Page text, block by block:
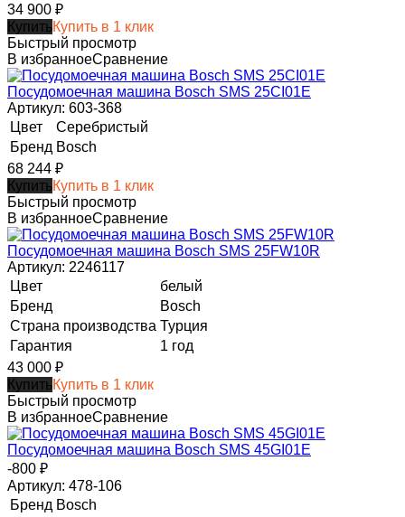
34 900 ₽
КупитьКупить в 1 клик
Быстрый просмотр
В избранноеСравнение
Посудомоечная машина Bosch SMS 25CI01E
Артикул: 603-368
Цвет
Серебристый
Бренд Bosch
68 244 ₽
КупитьКупить в 1 клик
Быстрый просмотр
В избранноеСравнение
Посудомоечная машина Bosch SMS 25FW10R
Артикул: 2246117
Цвет
белый
Бренд
Bosch
Страна производства Турция
Гарантия
1 год
43 000 ₽
КупитьКупить в 1 клик
Быстрый просмотр
В избранноеСравнение
Посудомоечная машина Bosch SMS 45GI01E
-800 ₽
Артикул: 478-106
Бренд Bosch